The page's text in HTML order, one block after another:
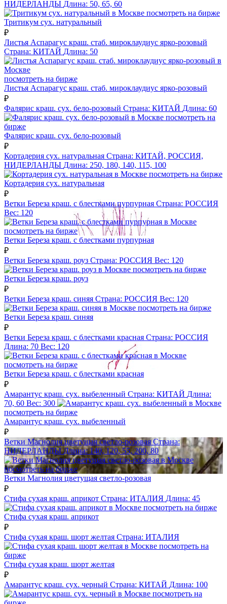
НИДЕРЛАНДЫ Длина: 50, 65, 60
посмотреть на бирже
Тритикум сух. натуральный
₽
Листья Аспарагус краш. стаб. мироклаудиус ярко-розовый
Страна: КИТАЙ Длина: 50
посмотреть на бирже
Листья Аспарагус краш. стаб. мироклаудиус ярко-розовый
₽
Фалярис краш. сух. бело-розовый Страна: КИТАЙ Длина: 60
посмотреть на
бирже
Фалярис краш. сух. бело-розовый
₽
Кортадерия сух. натуральная Страна: КИТАЙ, РОССИЯ,
НИДЕРЛАНДЫ Длина: 250, 180, 140, 115, 100
посмотреть на бирже
Кортадерия сух. натуральная
₽
Ветки Береза краш. с блестками пурпурная Страна: РОССИЯ
Вес: 120
посмотреть на бирже
Ветки Береза краш. с блестками пурпурная
₽
Ветки Береза краш. роуз Страна: РОССИЯ Вес: 120
посмотреть на бирже
Ветки Береза краш. роуз
₽
Ветки Береза краш. синяя Страна: РОССИЯ Вес: 120
посмотреть на бирже
Ветки Береза краш. синяя
₽
Ветки Береза краш. с блестками красная Страна: РОССИЯ
Длина: 70 Вес: 120
посмотреть на бирже
Ветки Береза краш. с блестками красная
₽
Амарантус краш. сух. выбеленный Страна: КИТАЙ Длина:
70, 60 Вес: 300
посмотреть на бирже
Амарантус краш. сух. выбеленный
₽
Ветки Магнолия цветущая светло-розоваяСтрана:
НИДЕРЛАНДЫ Длина:140, 120, 55, 200, 80
посмотреть на бирже
Ветки Магнолия цветущая светло-розовая
₽
Стифа сухая краш. априкот Страна: ИТАЛИЯ Длина: 45
посмотреть на бирже
Стифа сухая краш. априкот
₽
Стифа сухая краш. шорт желтая Страна: ИТАЛИЯ
посмотреть на
бирже
Стифа сухая краш. шорт желтая
₽
Амарантус краш. сух. черный Страна: КИТАЙ Длина: 100
посмотреть на